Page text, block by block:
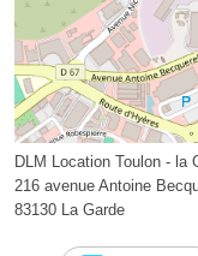
DLM Location Toulon - la
216 avenue Antoine
83130 La Garde